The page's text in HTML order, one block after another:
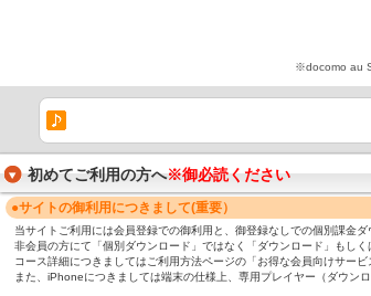
※docomo au
初めてご利用の方へ※御必読ください
●サイトの御利用につきまして(重要）
当サイトご利用には会員登録での御利用と、御登録なしでの個別課金
非会員の方にて「個別ダウンロード」ではなく「ダウンロード」もし
コース詳細につきましてはご利用方法ページの「お得な会員向けサー
また、iPhoneにつきましては端末の仕様上、専用プレイヤー（ダウン